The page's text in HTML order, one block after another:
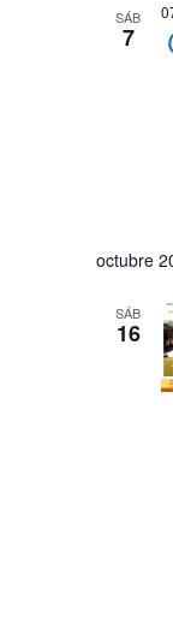
SÁB
7
octubre
SÁB
16